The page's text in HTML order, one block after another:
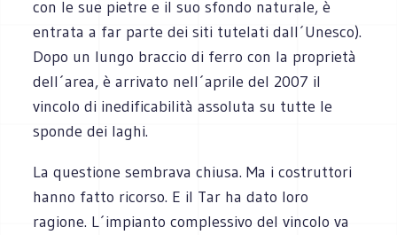
con le sue pietre e il suo sfondo naturale, è
entrata a far parte dei siti tutelati dall´Unesco).
Dopo un lungo braccio di ferro con la proprietà
dell´area, è arrivato nell´aprile del 2007 il
vincolo di inedificabilità assoluta su tutte le
sponde dei laghi.
La questione sembrava chiusa. Ma i costruttori
hanno fatto ricorso. E il Tar ha dato loro
ragione. L´impianto complessivo del vincolo va